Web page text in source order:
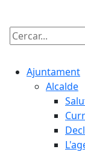
Cercar:
Ajuntament
Alcalde